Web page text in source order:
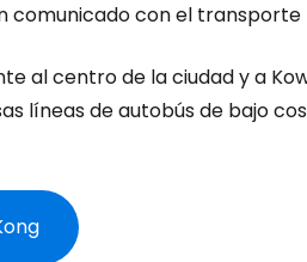
comunicado con el transporte
al centro de la ciudad y a
líneas de autobús de bajo